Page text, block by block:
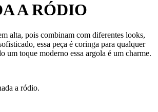
A RÓDIO
alta, pois combinam com diferentes looks,
essa peça é coringa para qualquer
um toque moderno essa argola é um charme.
a ródio.